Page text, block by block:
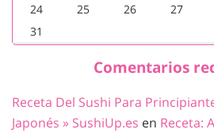
24
25 26 27
31
Comentarios
Receta Del Sushi Para
Japonés » SushiUp.es en Receta: